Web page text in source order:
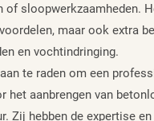
of sloopwerkzaamheden.
maar ook extra
en vochtindringing.
te raden om een
het aanbrengen van
Zij hebben de expertise